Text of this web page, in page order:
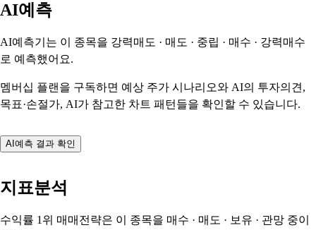
AI예측
AI예측기는 이 종목을 강력매도 · 매도 · 중립 · 매수 · 강력매수
로 예측했어요.
멤버십 플랜을 구독하면 예상 주가 시나리오와 AI의 투자의견,
목표·손절가, AI가 참고한 차트 패턴들을 확인할 수 있습니다.
AI예측 결과 확인
지표분석
수익률 1위 매매전략은 이 종목을 매수 · 매도 · 보유 · 관망 중이